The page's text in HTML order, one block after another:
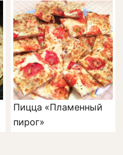
Пицца «Пламенный
пирог»